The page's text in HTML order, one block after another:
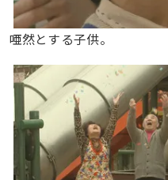
唖然とする子供。